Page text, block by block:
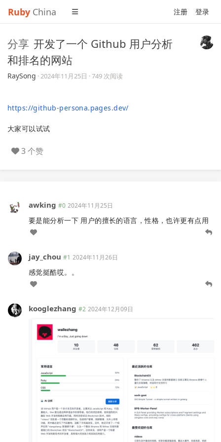
Ruby China 注册 登录
分享 开发了一个 Github 用户分析
和排名的网站
RaySong ·2024年11月25日 · 749 次阅读
https://github-persona.pages.dev/
大家可以试试
3 个赞
awking #0 2024年11月25日
要是能分析一下 用户的擅长的语言，性格，也许更有点用
jay_chou #1 2024年11月26日
感觉挺酷哎。。
kooglezhang #2 2024年12月09日